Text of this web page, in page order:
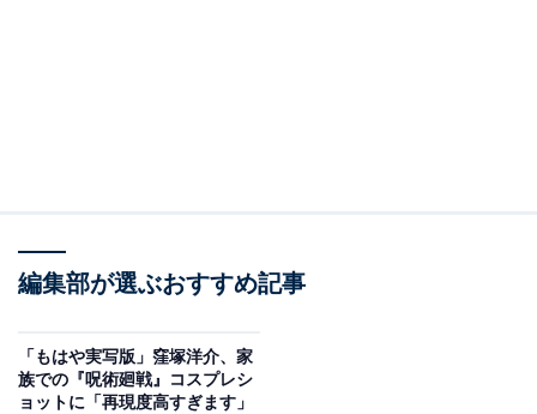
編集部が選ぶおすすめ記事
「もはや実写版」窪塚洋介、家
族での『呪術廻戦』コスプレシ
ョットに「再現度高すぎます」